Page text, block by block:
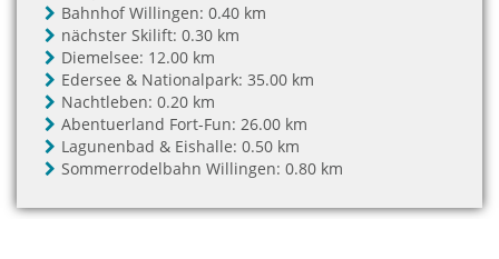
Bahnhof Willingen: 0.40 km
nächster Skilift: 0.30 km
Diemelsee: 12.00 km
Edersee & Nationalpark: 35.00 km
Nachtleben: 0.20 km
Abentuerland Fort-Fun: 26.00 km
Lagunenbad & Eishalle: 0.50 km
Sommerrodelbahn Willingen: 0.80 km